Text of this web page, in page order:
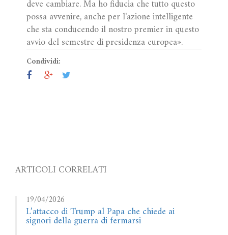
deve cambiare. Ma ho fiducia che tutto questo
possa avvenire, anche per l'azione intelligente
che sta conducendo il nostro premier in questo
avvio del semestre di presidenza europea».
Condividi:
ARTICOLI CORRELATI
19/04/2026
L’attacco di Trump al Papa che chiede ai
signori della guerra di fermarsi